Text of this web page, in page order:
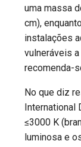
uma massa
cm),
instalações
vulneráveis
recomenda-
No que diz
≤3000 K
luminosa e